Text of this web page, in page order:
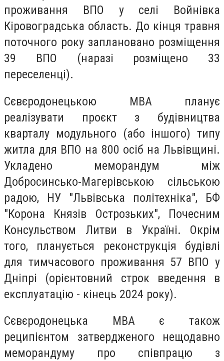
проживання ВПО у селі Войнівка
Кіровоградська область. До кінця травня
поточного року заплановано розміщення
39 ВПО (наразі розміщено 33
переселенці).
Сєвєродонецькою МВА планує
реалізувати проєкт з будівництва
кварталу модульного (або іншого) типу
житла для ВПО на 800 осіб на Львівщині.
Укладено меморандум між
Добросинсько-Магерівською сільською
радою, НУ "Львівська політехніка", БФ
"Корона Князів Острозьких", Почесним
Консульством Литви в Україні. Окрім
того, планується реконструкція будівлі
для тимчасового проживання 57 ВПО у
Дніпрі (орієнтовний строк введення в
експлуатацію - кінець 2024 року).
Сєвєродонецька МВА є також
реципієнтом затвердженого нещодавно
меморандуму про співпрацю з